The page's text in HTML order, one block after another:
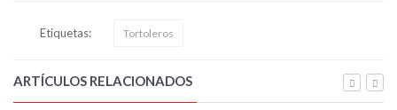
Etiquetas: Tortoleros
ARTÍCULOS RELACIONADOS